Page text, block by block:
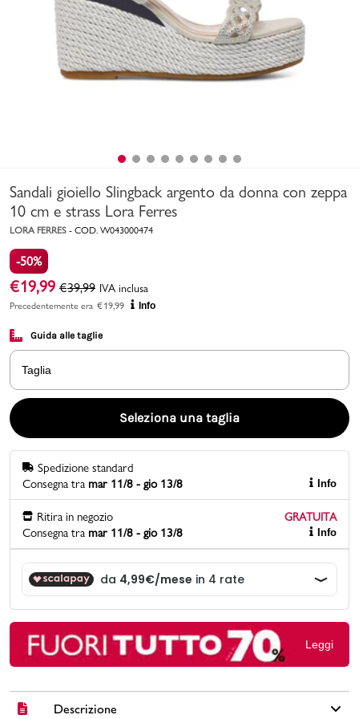
Bambino
Marchi
Promo & News
contatti
Gift card
Sandali gioiello Slingback argento da donna con zeppa
10 cm e strass Lora Ferres
LORA FERRES - COD. W043000474
-50%
€19,99 €39,99 IVA inclusa
Precedentemente era €19,99 Info
Guida alle taglie
Taglia
Seleziona una taglia
Spedizione standard
Consegna tra mar 11/8 - gio 13/8 Info
Ritira in negozio
GRATUITA
Consegna tra mar 11/8 - gio 13/8 Info
Leggi
Descrizione